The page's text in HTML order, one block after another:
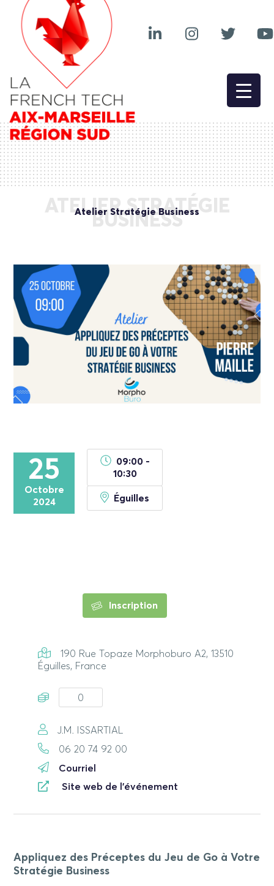
ATELIER STRATÉGIE
BUSINESS
Atelier Stratégie Business
25
Octobre
2024
09:00 -
10:30
Éguilles
Inscription
190 Rue Topaze Morphoburo A2, 13510
Éguilles, France
0
J.M. ISSARTIAL
06 20 74 92 00
Courriel
Site web de l'événement
Appliquez des Préceptes du Jeu de Go à Votre
Stratégie Business